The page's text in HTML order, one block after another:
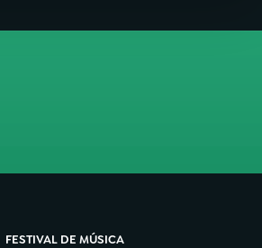
FESTIVAL DE MÚSICA